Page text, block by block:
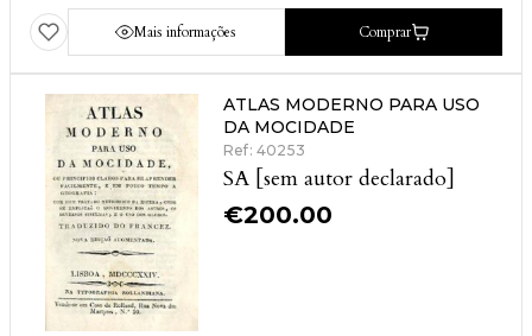
Mais informações Comprar
ATLAS MODERNO PARA USO
DA MOCIDADE
Ref: 40253
SA [sem autor declarado]
€200.00